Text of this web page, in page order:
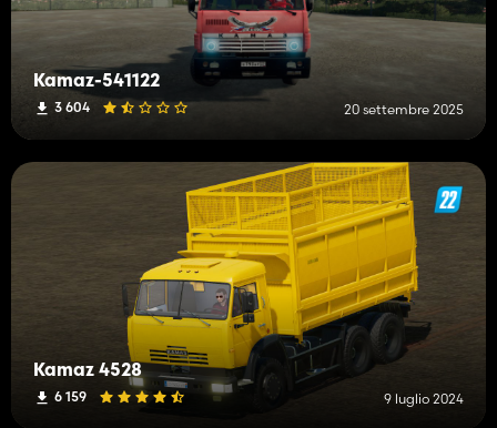
Kamaz-541122
3 604 20 settembre 2025
Kamaz 4528
6 159 9 luglio 2024